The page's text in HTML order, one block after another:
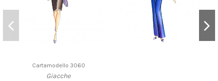
Cartamodello 3060
Giacche